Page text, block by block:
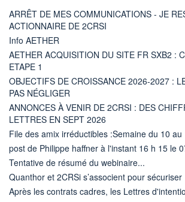
ARRÊT DE MES COMMUNICATIONS - JE
ACTIONNAIRE DE 2CRSI
Info AETHER
AETHER ACQUISITION DU SITE FR SXB2 :
ETAPE 1
OBJECTIFS DE CROISSANCE 2026-2027 :
PAS NÉGLIGER
ANNONCES À VENIR DE 2CRSI : DES
LETTRES EN SEPT 2026
File des amix irréductibles :Semaine du 10
post de Philippe haffner à l'instant 16 h 15 le
Tentative de résumé du webinaire...
Quanthor et 2CRSi s’associent pour sécuriser
Après les contrats cadres, les Lettres